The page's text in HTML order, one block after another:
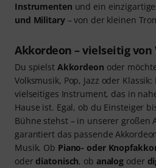
Instrumenten und ein
und Military– von der kleinen
Akkordeon – vielseitig von
Du spielst Akkordeon oder
Volksmusik, Pop, Jazz oder
vielseitiges Instrument, das in
Hause ist. Egal, ob du Einsteiger
Bühne stehst – in unserer großen
garantiert das passende
Musik. Ob Piano- oder
oder diatonisch, ob analog oder